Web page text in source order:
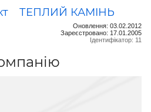
ТЕПЛИЙ КАМIНЬ
Оновлення: 03.02.2012
Зареєстровано: 17.01.2005
Ідентифікатор: 11